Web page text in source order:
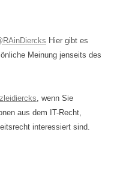
Hier gibt es
Meinung jenseits des
, wenn Sie
aus dem IT-Recht,
interessiert sind.